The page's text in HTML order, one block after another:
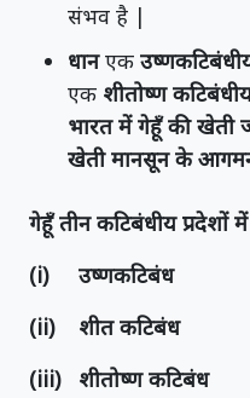
संभव है |
धानएक
एक शीतोष्ण
भारत में गेहूँ की खेती
खेती मानसून के
गेहूँ तीन कटिबंधीय प्रदेशों
(i) उष्णकटिबंध
(ii) शीत कटिबंध
(iii) शीतोष्ण कटिबंध